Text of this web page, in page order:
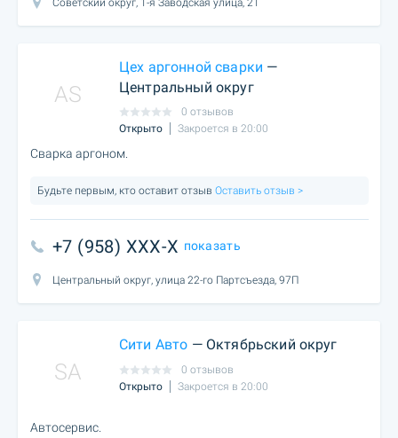
Советский округ, 1-я Заводская улица, 21
AS
Цех аргонной сварки —
Центральный округ
0 отзывов
Открыто
Закроется в 20:00
Сварка аргоном.
Будьте первым, кто оставит отзыв Оставить отзыв >
+7 (958) XXX-X показать
Центральный округ, улица 22-го Партсъезда, 97П
SA
Сити Авто — Октябрьский округ
0 отзывов
Открыто
Закроется в 20:00
Автосервис.